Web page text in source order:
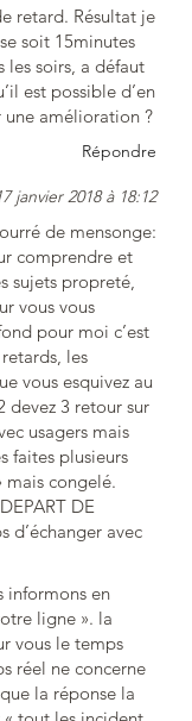
retard. Résultat je
soit 15minutes
les soirs, a défaut
est possible d’en
une amélioration ?
Répondre
janvier 2018 à 18:12
de mensonge:
comprendre et
sujets propreté,
vous vous
pour moi c’est
les
vous esquivez au
devez 3 retour sur
usagers mais
faites plusieurs
mais congelé.
DE
d’échanger avec
informons en
ligne ». la
vous le temps
réel ne concerne
la réponse la